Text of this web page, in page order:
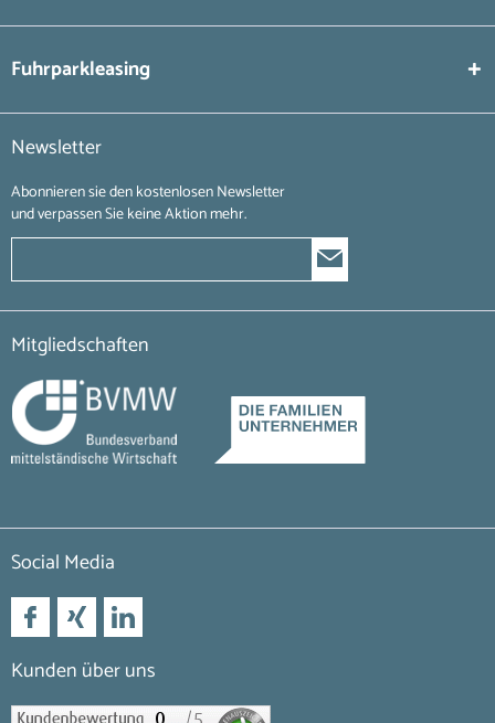
Fuhrparkleasing
Newsletter
Abonnieren sie den kostenlosen Newsletter
und verpassen Sie keine Aktion mehr.
Mitgliedschaften
Social Media
Kunden über uns